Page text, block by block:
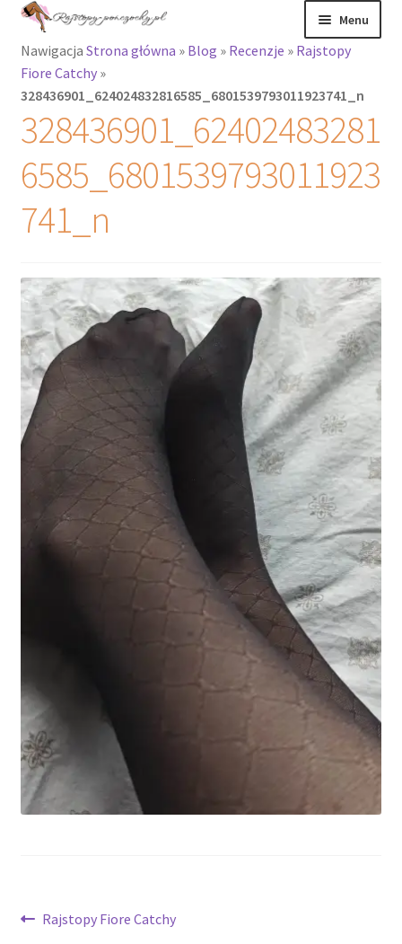
Przejdź
nawigacji
Przejdź
treści
Menu
Rajstopy
Rozwiń
menu
potomne
zakolanówki
Podkolanówki i
Wszystkie
produkty
Recenzje
menu
potomne
Nawigacja Strona główna » Blog » Recenzje » Rajstopy
Fiore Catchy»
328436901_624024832816585_6801539793011923741_n
328436901_62402483281
6585_6801539793011923
741_n
Nawigacja
Poprzedni
Rajstopy Fiore Catchy